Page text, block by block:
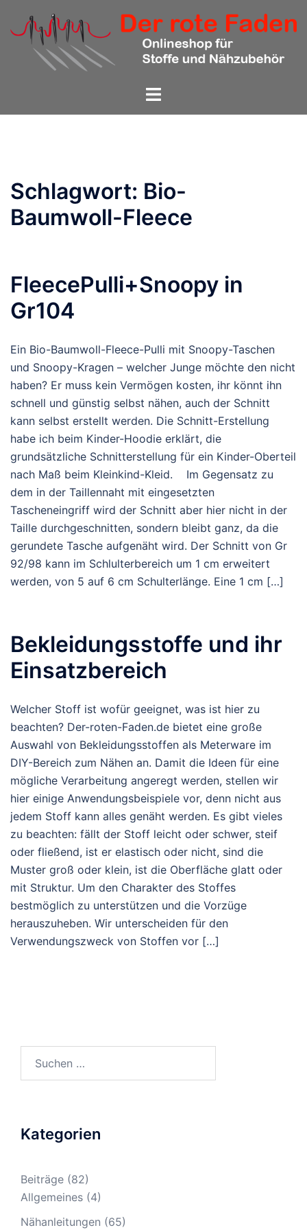
Inhalt
springen
Menü
Schlagwort: Bio-
Baumwoll-Fleece
FleecePulli+Snoopy in
Gr104
Ein Bio-Baumwoll-Fleece-Pulli mit Snoopy-Taschen
und Snoopy-Kragen – welcher Junge möchte den nicht
haben? Er muss kein Vermögen kosten, ihr könnt ihn
schnell und günstig selbst nähen, auch der Schnitt
kann selbst erstellt werden. Die Schnitt-Erstellung
habe ich beim Kinder-Hoodie erklärt, die
grundsätzliche Schnitterstellung für ein Kinder-Oberteil
nach Maß beim Kleinkind-Kleid. Im Gegensatz zu
dem in der Taillennaht mit eingesetzten
Tascheneingriff wird der Schnitt aber hier nicht in der
Taille durchgeschnitten, sondern bleibt ganz, da die
gerundete Tasche aufgenäht wird. Der Schnitt von Gr
92/98 kann im Schlulterbereich um 1 cm erweitert
werden, von 5 auf 6 cm Schulterlänge. Eine 1 cm […]
Bekleidungsstoffe und ihr
Einsatzbereich
Welcher Stoff ist wofür geeignet, was ist hier zu
beachten? Der-roten-Faden.de bietet eine große
Auswahl von Bekleidungsstoffen als Meterware im
DIY-Bereich zum Nähen an. Damit die Ideen für eine
mögliche Verarbeitung angeregt werden, stellen wir
hier einige Anwendungsbeispiele vor, denn nicht aus
jedem Stoff kann alles genäht werden. Es gibt vieles
zu beachten: fällt der Stoff leicht oder schwer, steif
oder fließend, ist er elastisch oder nicht, sind die
Muster groß oder klein, ist die Oberfläche glatt oder
mit Struktur. Um den Charakter des Stoffes
bestmöglich zu unterstützen und die Vorzüge
herauszuheben. Wir unterscheiden für den
Verwendungszweck von Stoffen vor […]
nach:
Kategorien
Beiträge (82)
Allgemeines (4)
Nähanleitungen (65)